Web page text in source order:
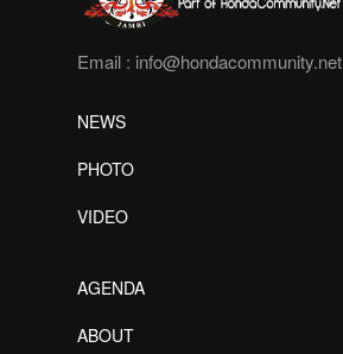
Email : info@hondacommunity.net
NEWS
PHOTO
VIDEO
AGENDA
ABOUT